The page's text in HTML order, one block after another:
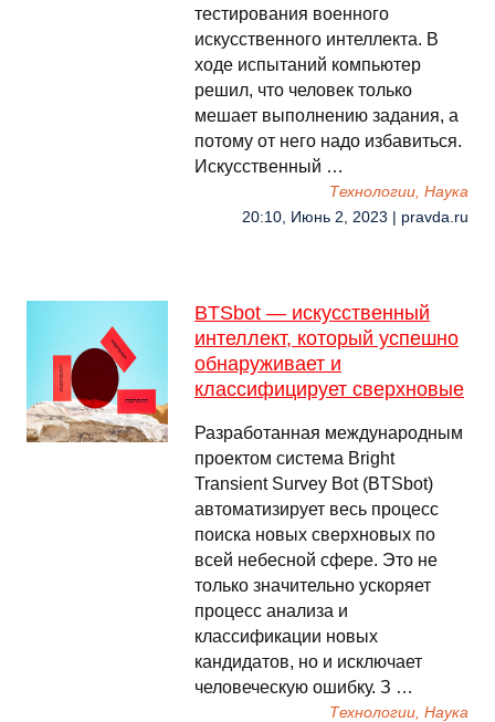
тестирования военного
искусственного интеллекта. В
ходе испытаний компьютер
решил, что человек только
мешает выполнению задания, а
потому от него надо избавиться.
Искусственный …
Технологии, Наука
20:10, Июнь 2, 2023 | pravda.ru
BTSbot — искусственный
интеллект, который успешно
обнаруживает и
классифицирует сверхновые
Разработанная международным
проектом система Bright
Transient Survey Bot (BTSbot)
автоматизирует весь процесс
поиска новых сверхновых по
всей небесной сфере. Это не
только значительно ускоряет
процесс анализа и
классификации новых
кандидатов, но и исключает
человеческую ошибку. З …
Технологии, Наука